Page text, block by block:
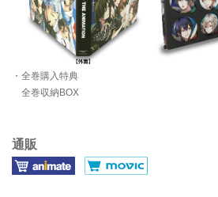
・全巻購入特典
全巻収納BOX
通販